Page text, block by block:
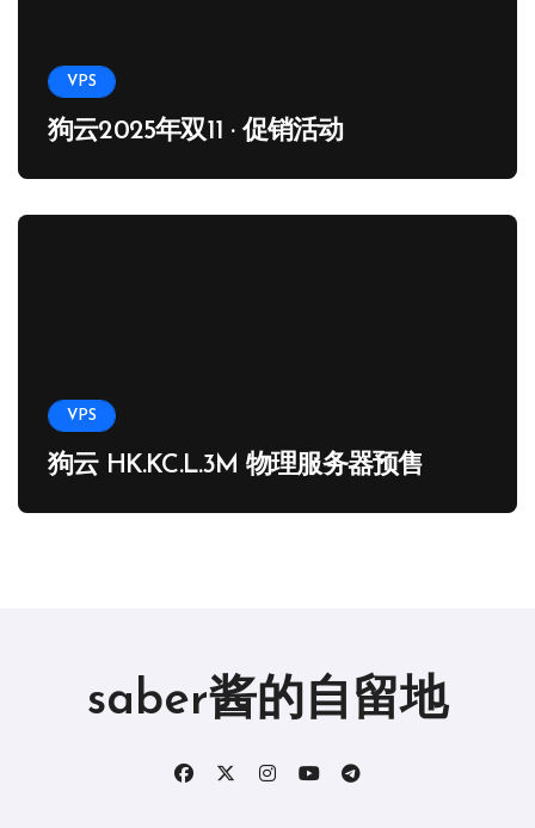
VPS
狗云2025年双11 · 促销活动
VPS
狗云 HK.KC.L.3M 物理服务器预售
saber酱的自留地